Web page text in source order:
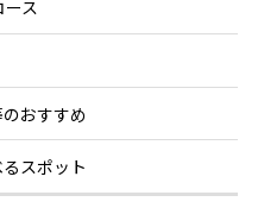
ス
おすすめ
スポット